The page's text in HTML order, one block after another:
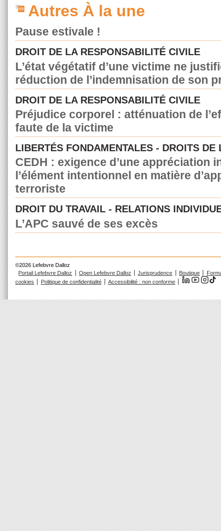
Autres À la une
Pause estivale !
DROIT DE LA RESPONSABILITÉ CIVILE
L’état végétatif d’une victime ne
réduction de l’indemnisation de son
DROIT DE LA RESPONSABILITÉ CIVILE
Préjudice corporel : atténuation de
faute de la victime
LIBERTÉS FONDAMENTALES - DROITS DE
CEDH : exigence d’une appréciation
l’élément intentionnel en matière
terroriste
DROIT DU TRAVAIL - RELATIONS
L’APC sauvé de ses excès
©2026 Lefebvre Dalloz
Portail Lefebvre Dalloz
Open Lefebvre Dalloz Jurisprudence Boutique
cookies
Politique de confidentialité Accessibilité : non conforme